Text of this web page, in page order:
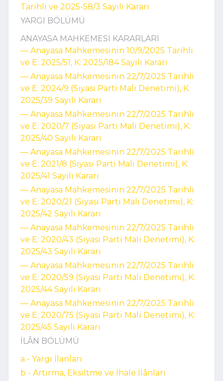
Tarihli ve 2025-58/3 Sayılı Kararı
YARGI BÖLÜMÜ
ANAYASA MAHKEMESİ KARARLARI
–– Anayasa Mahkemesinin 10/9/2025 Tarihli
ve E: 2025/51, K: 2025/184 Sayılı Kararı
–– Anayasa Mahkemesinin 22/7/2025 Tarihli
ve E: 2024/9 (Siyasi Parti Mali Denetimi), K:
2025/39 Sayılı Kararı
–– Anayasa Mahkemesinin 22/7/2025 Tarihli
ve E: 2020/7 (Siyasi Parti Mali Denetimi), K:
2025/40 Sayılı Kararı
–– Anayasa Mahkemesinin 22/7/2025 Tarihli
ve E: 2021/8 (Siyasi Parti Mali Denetimi), K:
2025/41 Sayılı Kararı
–– Anayasa Mahkemesinin 22/7/2025 Tarihli
ve E: 2020/21 (Siyasi Parti Mali Denetimi), K:
2025/42 Sayılı Kararı
–– Anayasa Mahkemesinin 22/7/2025 Tarihli
ve E: 2020/43 (Siyasi Parti Mali Denetimi), K:
2025/43 Sayılı Kararı
–– Anayasa Mahkemesinin 22/7/2025 Tarihli
ve E: 2020/59 (Siyasi Parti Mali Denetimi), K:
2025/44 Sayılı Kararı
–– Anayasa Mahkemesinin 22/7/2025 Tarihli
ve E: 2020/75 (Siyasi Parti Mali Denetimi), K:
2025/45 Sayılı Kararı
İLÂN BÖLÜMÜ
a - Yargı İlanları
b - Artırma, Eksiltme ve İhale İlânları